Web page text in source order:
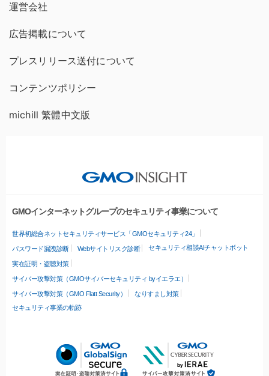
運営会社
広告掲載について
プレスリリース送付について
コンテンツポリシー
michill 繁體中文版
GMOインターネットグループのセキュリティ事業について
世界初総合ネットセキュリティサービス「GMOセキュリティ24」
パスワード漏洩診断 Webサイトリスク診断 セキュリティ相談AIチャットボット
実在証明・盗聴対策
サイバー攻撃対策（GMOサイバーセキュリティ byイエラエ）
サイバー攻撃対策（GMO Flatt Security）
なりすまし対策
セキュリティ事業の軌跡